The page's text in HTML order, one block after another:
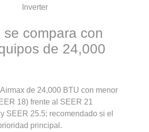
Inverter
se compara con
de 24,000
de 24,000 BTU con menor
18) frente al SEER 21
SEER 25.5; recomendado si el
principal.